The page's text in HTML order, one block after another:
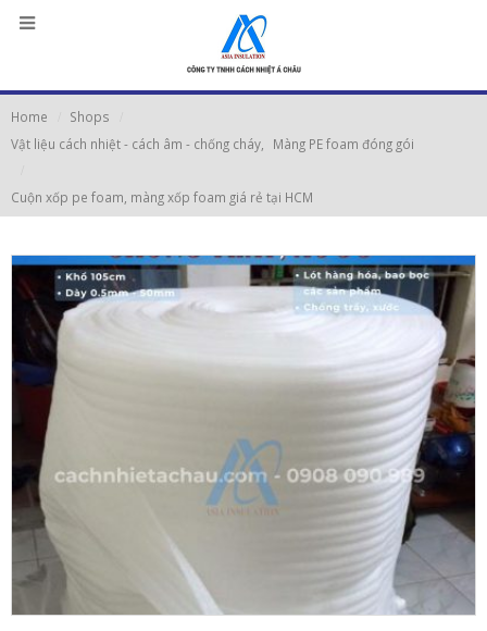
Home
Shops
Vật liệu cách nhiệt - cách âm - chống cháy
Màng PE foam đóng gói
Cuộn xốp pe foam, màng xốp foam giá rẻ tại HCM